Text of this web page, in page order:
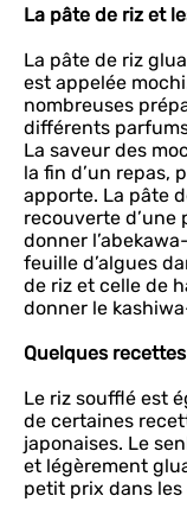
La pâte de riz et
La pâte de riz
est appelée
nombreuses
différents
La saveur des
la fin d’un repas,
apporte. La pâte
recouverte d’une
donner
feuille d’algues
de riz et celle de
donner le
Quelques
Le riz soufflé est
de certaines
japonaises. Le
et légèrement
petit prix dans